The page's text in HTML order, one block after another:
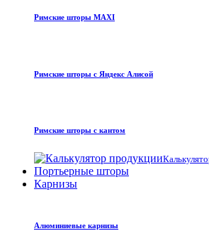
Римские шторы MAXI
Римские шторы с Яндекс Алисой
Римские шторы с кантом
Портьерные шторы
Карнизы
Алюминиевые карнизы